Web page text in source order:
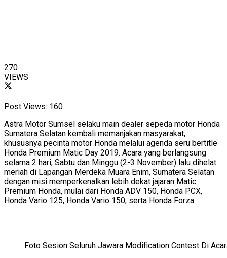
270
VIEWS
Post Views: 160
Astra Motor Sumsel selaku main dealer sepeda motor Honda
Sumatera Selatan kembali memanjakan masyarakat,
khususnya pecinta motor Honda melalui agenda seru bertitle
Honda Premium Matic Day 2019. Acara yang berlangsung
selama 2 hari, Sabtu dan Minggu (2-3 November) lalu dihelat
meriah di Lapangan Merdeka Muara Enim, Sumatera Selatan
dengan misi memperkenalkan lebih dekat jajaran Matic
Premium Honda, mulai dari Honda ADV 150, Honda PCX,
Honda Vario 125, Honda Vario 150, serta Honda Forza.
Foto Sesion Seluruh Jawara Modification Contest Di